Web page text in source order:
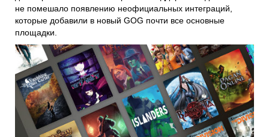
не помешало появлению неофициальных интеграций,
которые добавили в новый GOG почти все основные
площадки.